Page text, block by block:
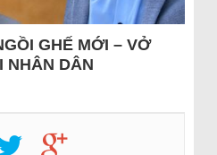
GHẾ MỚI – VỞ
NHÂN DÂN